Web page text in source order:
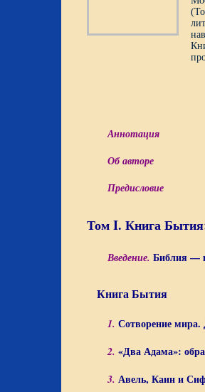
Аннотация
Об авторе
Предисловие
Том I. Книга
Введение. Библия —
Книга Бытия
1. Сотворение
2. «Два Адама»:
3. Авель, Каин и